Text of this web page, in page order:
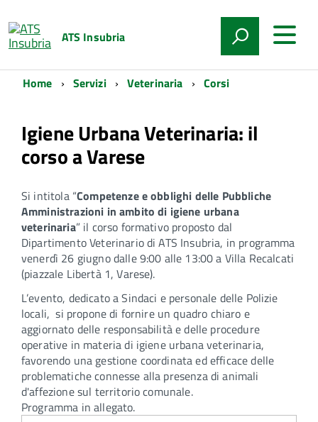
ATS Insubria
Home Servizi Veterinaria Corsi
Igiene Urbana Veterinaria: il
corso a Varese
Si intitola “Competenze e obblighi delle Pubbliche
Amministrazioni in ambito di igiene urbana
veterinaria” il corso formativo proposto dal
Dipartimento Veterinario di ATS Insubria, in programma
venerdì 26 giugno dalle 9:00 alle 13:00 a Villa Recalcati
(piazzale Libertà 1, Varese).
L’evento, dedicato a Sindaci e personale delle Polizie
locali, si propone di fornire un quadro chiaro e
aggiornato delle responsabilità e delle procedure
operative in materia di igiene urbana veterinaria,
favorendo una gestione coordinata ed efficace delle
problematiche connesse alla presenza di animali
d'affezione sul territorio comunale.
Programma in allegato.